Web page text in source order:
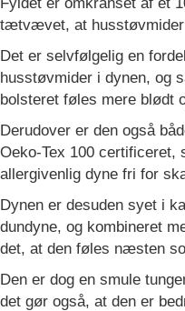
tætvævet, at
Det er selvfølgelig en
husstøvmider i dynen, og
bolsteret føles mere blødt
Derudover er den også
Oeko-Tex 100 certificeret,
allergivenlig dyne fri for
Dynen er desuden syet i
dundyne, og kombineret
det, at den føles næsten
Den er dog en smule
det gør også, at den er